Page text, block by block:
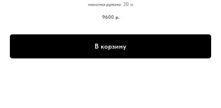
намотка рулона: 30 м
9600 р.
В корзину